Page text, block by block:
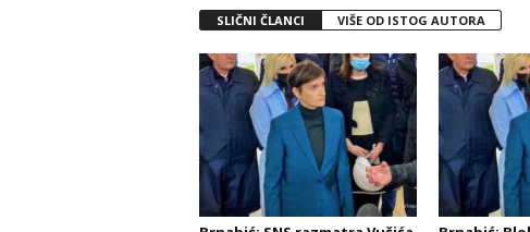
SLIČNI ČLANCI VIŠE OD ISTOG AUTORA